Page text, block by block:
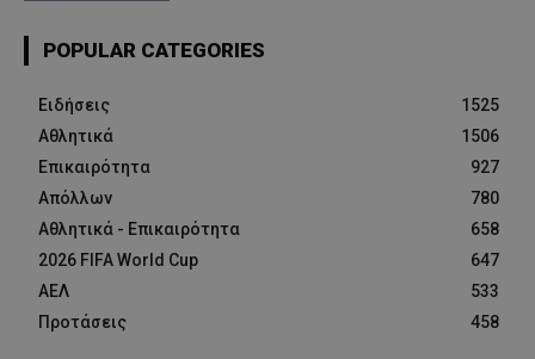
POPULAR CATEGORIES
Ειδήσεις
1525
Αθλητικά
1506
Επικαιρότητα
927
Απόλλων
780
Αθλητικά - Επικαιρότητα
658
2026 FIFA World Cup
647
ΑΕΛ
533
Προτάσεις
458